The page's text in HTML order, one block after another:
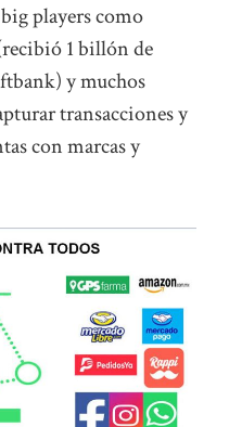
players como
1 billón de
y muchos
transacciones y
con marcas y